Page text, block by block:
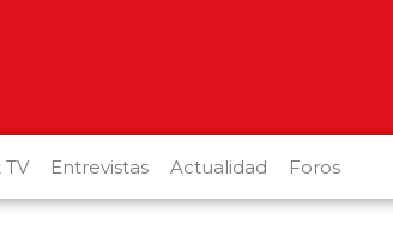
Entrevistas Actualidad Foros